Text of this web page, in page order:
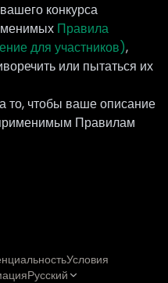
конкурса
Правила
для участников),
или пытаться их
то, чтобы ваше описание
Правилам
Условия
Русский